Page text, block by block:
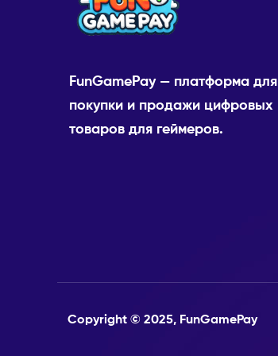
FunGamePay — платформа для
покупки и продажи цифровых
товаров для геймеров.
Copyright © 2025, FunGamePay